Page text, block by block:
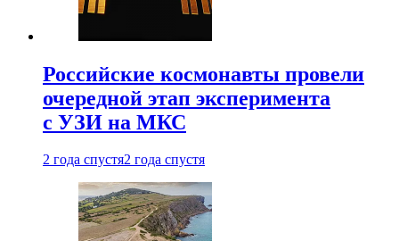
Российские космонавты провели
очередной этап эксперимента
с УЗИ на МКС
2 года спустя2 года спустя